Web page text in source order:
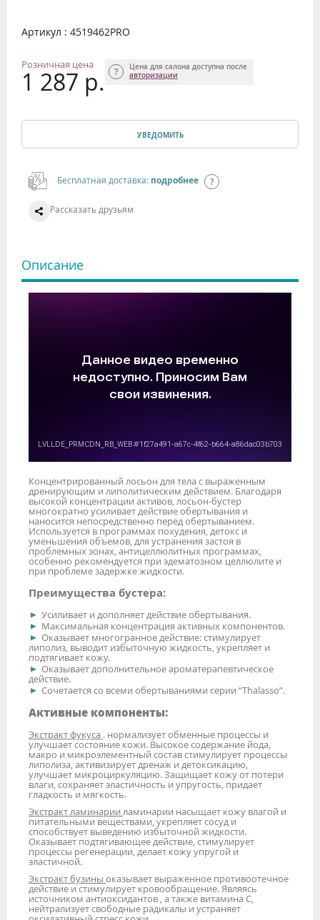
Артикул : 4519462PRO
Розничная цена
1 287 р.
Цена для салона доступна после
авторизации
УВЕДОМИТЬ
Бесплатная доставка: подробнее
Рассказать друзьям
Описание
Концентрированный лосьон для тела с выраженным
дренирующим и липолитическим действием. Благодаря
высокой концентрации активов, лосьон-бустер
многократно усиливает действие обертывания и
наносится непосредственно перед обертыванием.
Используется в программах похудения, детокс и
уменьшения объемов, для устранения застоя в
проблемных зонах, антицеллюлитных программах,
особенно рекомендуется при эдематозном целлюлите и
при проблеме задержке жидкости.
Преимущества бустера:
Усиливает и дополняет действие обертывания.
Максимальная концентрация активных компонентов.
Оказывает многогранное действие: стимулирует
липолиз, выводит избыточную жидкость, укрепляет и
подтягивает кожу.
Оказывает дополнительное ароматерапевтическое
действие.
Сочетается со всеми обертываниями серии “Thalasso”.
Активные компоненты:
Экстракт фукуса . нормализует обменные процессы и
улучшает состояние кожи. Высокое содержание йода,
макро и микроэлементный состав стимулирует процессы
липолиза, активизирует дренаж и детоксикацию,
улучшает микроциркуляцию. Защищает кожу от потери
влаги, сохраняет эластичность и упругость, придает
гладкость и мягкость.
Экстракт ламинарии ламинарии насыщает кожу влагой и
питательными веществами, укрепляет сосуд и
способствует выведению избыточной жидкости.
Оказывает подтягивающее действие, стимулирует
процессы регенерации, делает кожу упругой и
эластичной.
Экстракт бузины оказывает выраженное противоотечное
действие и стимулирует кровообращение. Являясь
источником антиоксидантов , а также витамина C,
нейтрализует свободные радикалы и устраняет